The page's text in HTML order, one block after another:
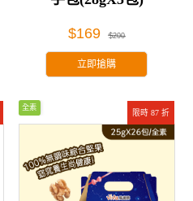
$169 $200
立即搶購
限時 87 折
全素